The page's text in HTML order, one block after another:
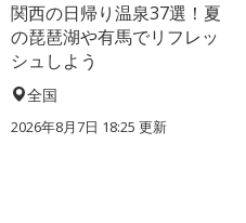
関西の日帰り温泉37選！夏
の琵琶湖や有馬でリフレッ
シュしよう
全国
2026年8月7日 18:25 更新